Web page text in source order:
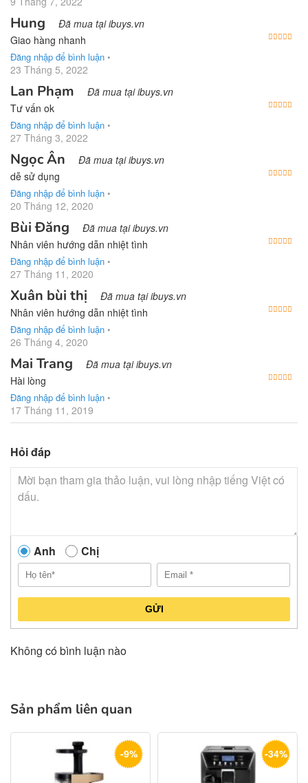
Hung Đã mua tại ibuys.vn
Giao hàng nhanh
Đăng nhập để bình luận •
23 Tháng 5, 2022
Lan Phạm Đã mua tại ibuys.vn
Tư vấn ok
Đăng nhập để bình luận •
27 Tháng 3, 2022
Ngọc Ân Đã mua tại ibuys.vn
dễ sử dụng
Đăng nhập để bình luận •
20 Tháng 12, 2020
Bùi Đăng Đã mua tại ibuys.vn
Nhân viên hướng dẫn nhiệt tình
Đăng nhập để bình luận •
27 Tháng 11, 2020
Xuân bùi thị Đã mua tại ibuys.vn
Nhân viên hướng dẫn nhiệt tình
Đăng nhập để bình luận •
26 Tháng 4, 2020
Mai Trang Đã mua tại ibuys.vn
Hài lòng
Đăng nhập để bình luận •
17 Tháng 11, 2019
Hỏi đáp
Anh Chị
GỬI
Không có bình luận nào
Sản phẩm liên quan
-9% -34%